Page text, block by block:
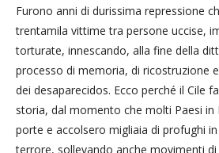
Furono anni di durissima repressione
trentamila vittime tra persone uccise,
torturate, innescando, alla fine della
processo di memoria, di ricostruzione
dei desaparecidos. Ecco perché il Cile
storia, dal momento che molti Paesi in
porte e accolsero migliaia di profughi
terrore, sollevando anche movimenti